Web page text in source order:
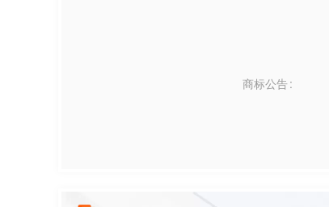
商标公告